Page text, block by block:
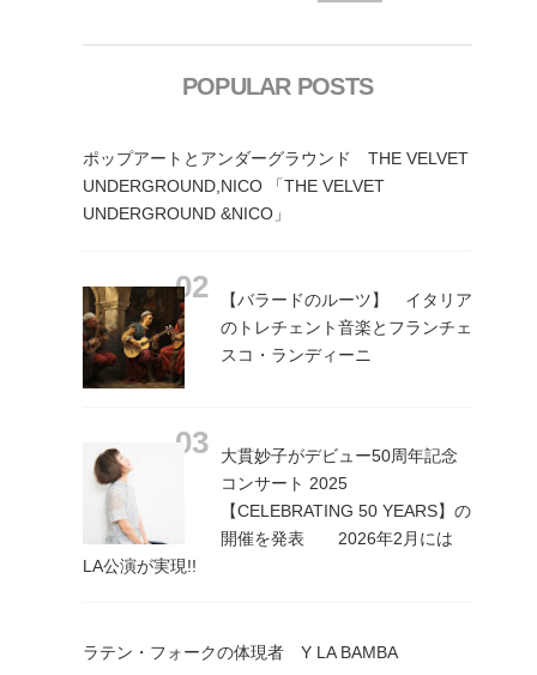
POPULAR POSTS
ポップアートとアンダーグラウンド THE VELVET
UNDERGROUND,NICO 「THE VELVET
UNDERGROUND &NICO」
【バラードのルーツ】 イタリア
のトレチェント音楽とフランチェ
スコ・ランディーニ
大貫妙子がデビュー50周年記念
コンサート 2025
【CELEBRATING 50 YEARS】の
開催を発表 2026年2月には
LA公演が実現!!
ラテン・フォークの体現者 Y LA BAMBA